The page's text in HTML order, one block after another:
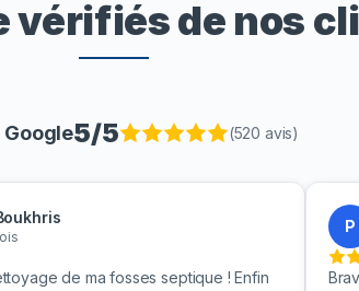
vérifiés de nos
Google5/5 (520 avis)
de ma fosses septique ! Enfin
P